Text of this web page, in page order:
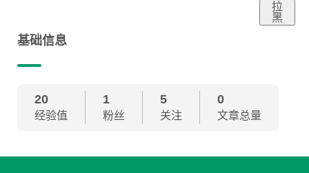
拉
黑
基础信息
20
经验值
1
粉丝
5
关注
0
文章总量